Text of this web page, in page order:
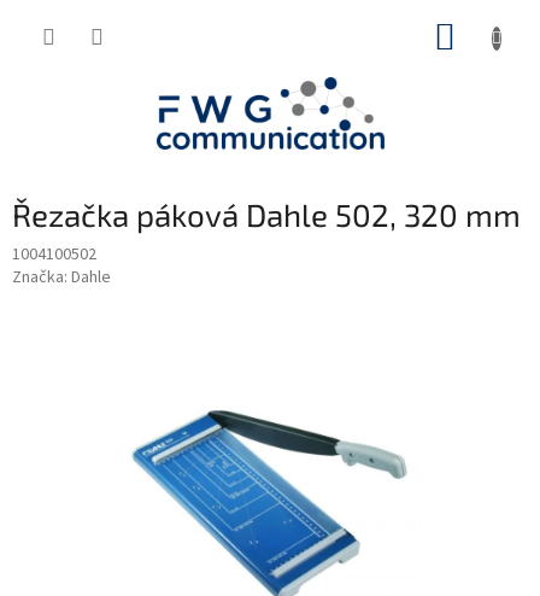
Řezačka páková Dahle 502, 320 mm
1004100502
Značka: Dahle